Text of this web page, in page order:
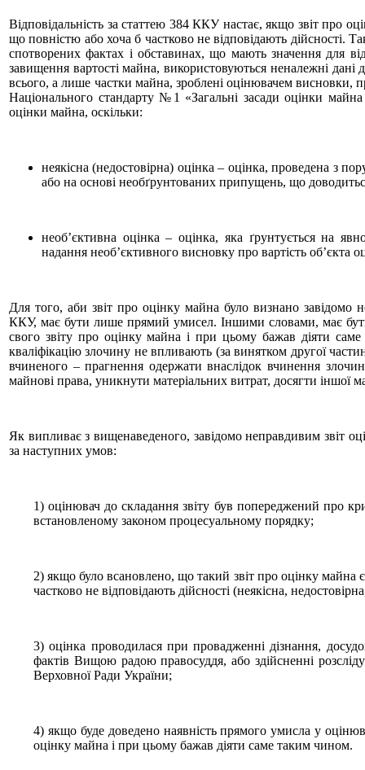
Відповідальність за статтею 384 ККУ настає, якщо звіт про
що повністю або хоча б частково не відповідають дійсності.
спотворених фактах і обставинах, що мають значення для
завищення вартості майна, використовуються неналежні
всього, а лише частки майна, зроблені оцінювачем висновки,
Національного стандарту №1 «Загальні засади оцінки
оцінки майна, оскільки:
неякісна (недостовірна) оцінка – оцінка, проведена з
або на основі необґрунтованих припущень, що
необ’єктивна оцінка – оцінка, яка ґрунтується на
надання необ’єктивного висновку про вартість об’єкта
Для того, аби звіт про оцінку майна було визнано
ККУ, має бути лише прямий умисел. Іншими словами, має
свого звіту про оцінку майна і при цьому бажав діяти
кваліфікацію злочину не впливають (за винятком другої
вчиненого – прагнення одержати внаслідок вчинення
майнові права, уникнути матеріальних витрат, досягти іншої
Як випливає з вищенаведеного, завідомо неправдивим звіт
за наступних умов:
1) оцінювач до складання звіту був попереджений про
встановленому законом процесуальному порядку;
2) якщо було всановлено, що такий звіт про оцінку майна
частково не відповідають дійсності (неякісна,
3) оцінка проводилася при провадженні дізнання,
фактів Вищою радою правосуддя, або здійсненні
Верховної Ради України;
4) якщо буде доведено наявність прямого умисла у
оцінку майна і при цьому бажав діяти саме таким чином.